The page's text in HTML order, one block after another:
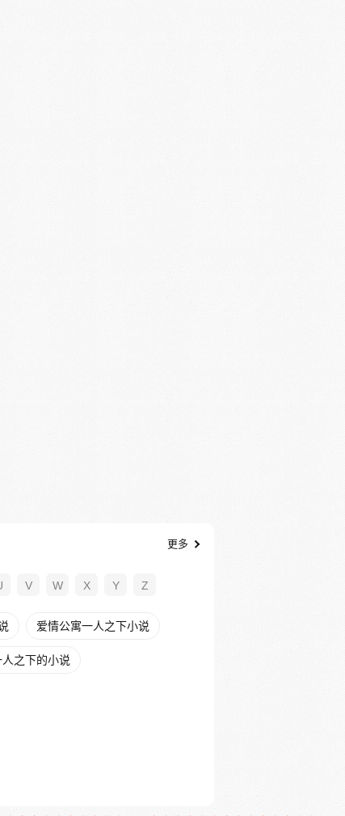
更多
V W X Y Z
爱情公寓一人之下小说
之下的小说